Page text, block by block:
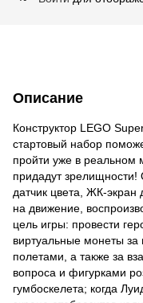
Описание
Конструктор LEGO
стартовый набор
пройти уже в реальном
придадут зрелищности!
датчик цвета, ЖК-экран
на движение,
цель игры: провести
виртуальные монеты
полетами, а также за
вопроса и фигурками
гумбоскелета; когда